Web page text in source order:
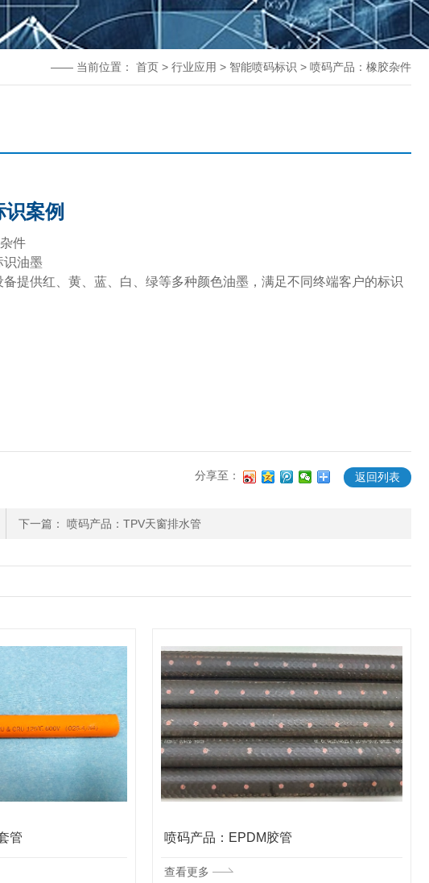
—— 当前位置： 首页 > 行业应用 > 智能喷码标识 > 喷码产品：橡胶杂件
案例
件
识油墨
提供红、黄、蓝、白、绿等多种颜色油墨，满足不同终端客户的标识
返回列表
分享至：
下一篇： 喷码产品：TPV天窗排水管
管 喷码产品：EPDM胶管
查看更多